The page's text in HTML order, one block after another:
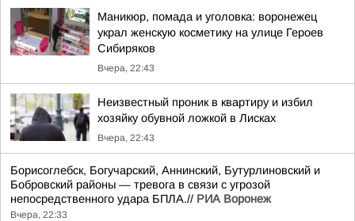
Маникюр, помада и уголовка: воронежец
украл женскую косметику на улице Героев
Сибиряков
Вчера, 22:43
Неизвестный проник в квартиру и избил
хозяйку обувной ложкой в Лисках
Вчера, 22:43
Борисоглебск, Богучарский, Аннинский, Бутурлиновский и
Бобровский районы — тревога в связи с угрозой
непосредственного удара БПЛА.// РИА Воронеж
Вчера, 22:33